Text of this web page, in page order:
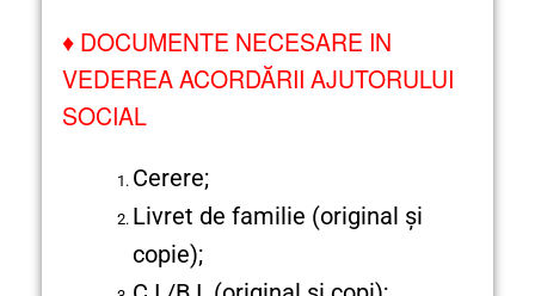
♦ DOCUMENTE NECESARE IN
VEDEREA ACORDĂRII AJUTORULUI
SOCIAL
Cerere;
Livret de familie (original şi
copie);